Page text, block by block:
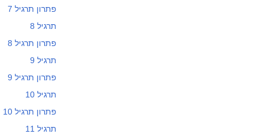
פתרון תרגיל 7
תרגיל 8
פתרון תרגיל 8
תרגיל 9
פתרון תרגיל 9
תרגיל 10
פתרון תרגיל 10
תרגיל 11